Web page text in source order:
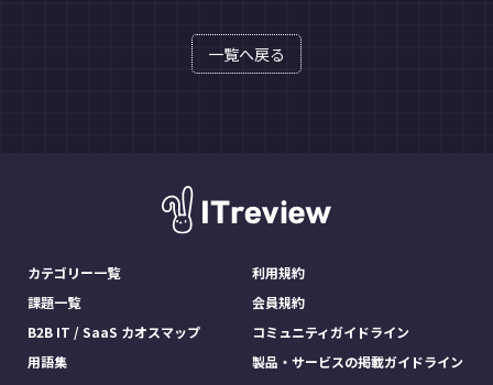
一覧へ戻る
カテゴリー一覧
課題一覧
B2B IT / SaaS カオスマップ
用語集
利用規約
会員規約
コミュニティガイドライン
製品・サービスの掲載ガイドライン